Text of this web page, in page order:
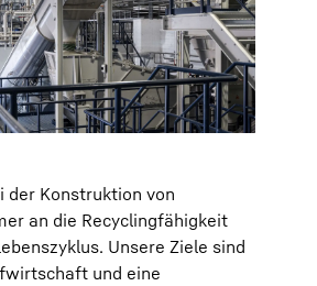
der Konstruktion von
an die Recyclingfähigkeit
Unsere Ziele sind
und eine